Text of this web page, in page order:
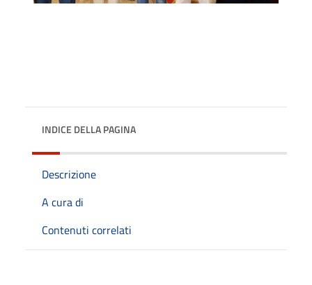
INDICE DELLA PAGINA
Descrizione
A cura di
Contenuti correlati